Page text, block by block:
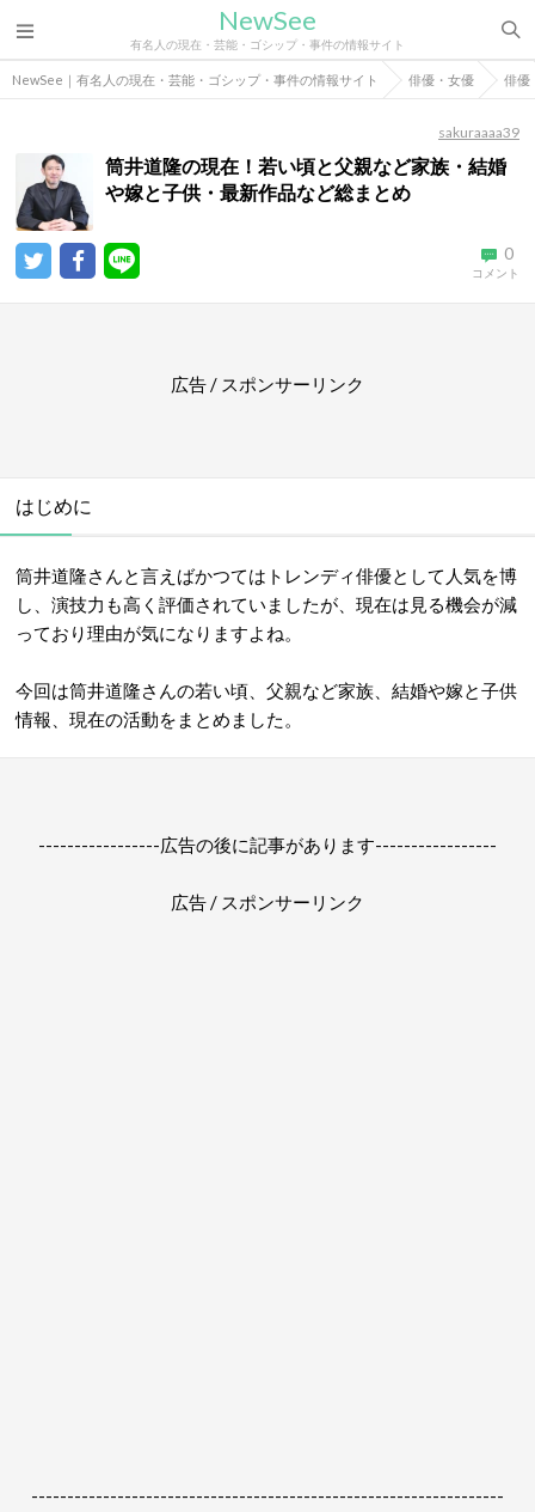
NewSee
有名人の現在・芸能・ゴシップ・事件の情報サイト
NewSee｜有名人の現在・芸能・ゴシップ・事件の情報サイト 俳優・女優 俳優
sakuraaaa39
筒井道隆の現在！若い頃と父親など家族・結婚
や嫁と子供・最新作品など総まとめ
0
コメント
広告 / スポンサーリンク
はじめに
筒井道隆さんと言えばかつてはトレンディ俳優として人気を博
し、演技力も高く評価されていましたが、現在は見る機会が減
っており理由が気になりますよね。
今回は筒井道隆さんの若い頃、父親など家族、結婚や嫁と子供
情報、現在の活動をまとめました。
-----------------広告の後に記事があります-----------------
広告 / スポンサーリンク
------------------------------------------------------------------